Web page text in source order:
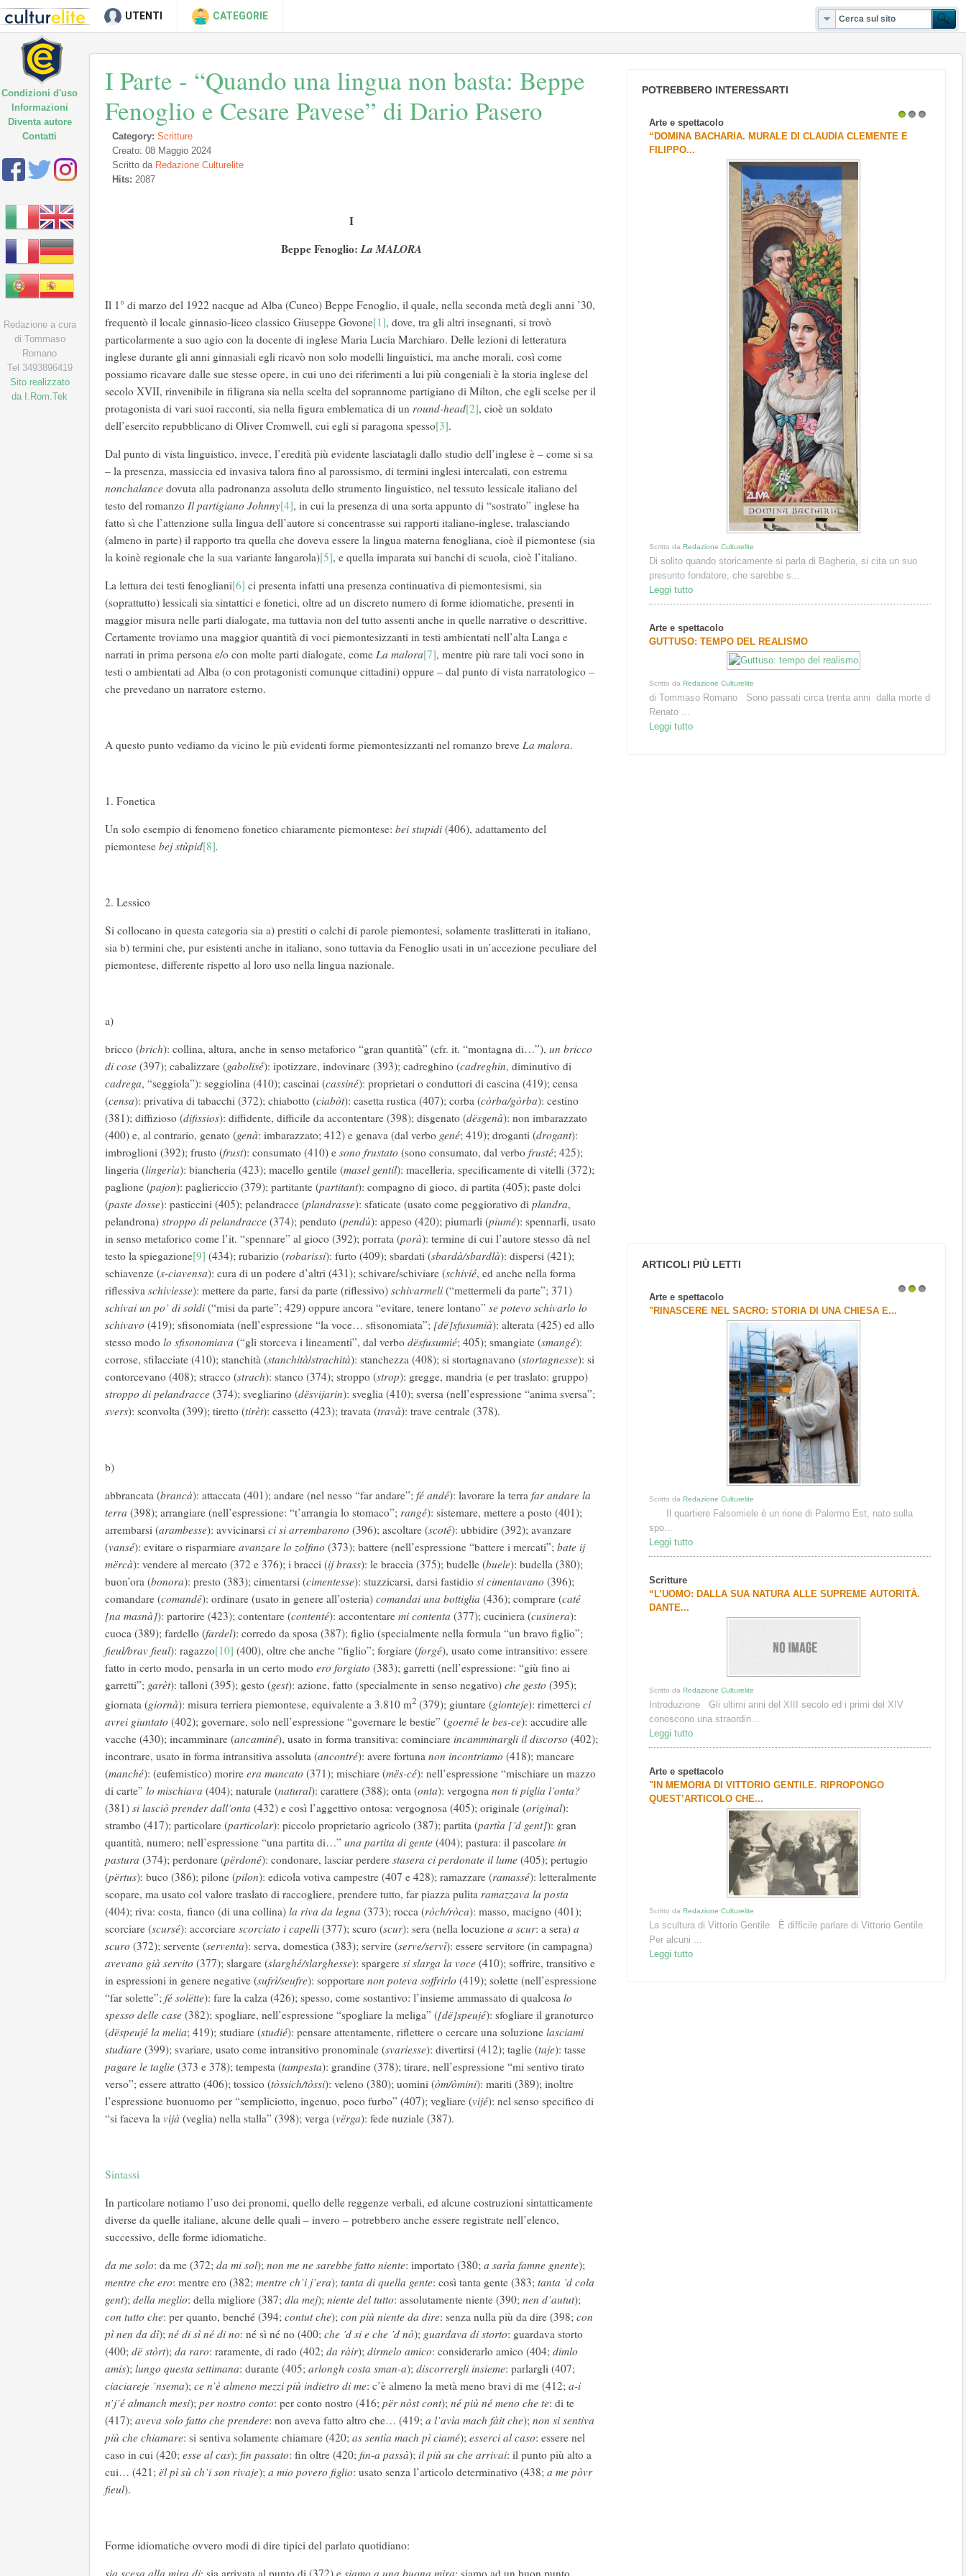
UTENTI CATEGORIE
I Parte - “Quando una lingua non basta: Beppe
Fenoglio e Cesare Pavese” di Dario Pasero
Category: Scritture
Creato: 08 Maggio 2024
Scritto da Redazione Culturelite
Hits: 2087
I
Beppe Fenoglio:La MALORA
Il 1° di marzo del 1922 nacque ad Alba (Cuneo) Beppe Fenoglio, il quale, nella seconda metà degli anni ’30,
frequentò il locale ginnasio-liceo classico Giuseppe Govone[1], dove, tra gli altri insegnanti, si trovò
particolarmente a suo agio con la docente di inglese Maria Lucia Marchiaro. Delle lezioni di letteratura
inglese durante gli anni ginnasiali egli ricavò non solo modelli linguistici, ma anche morali, così come
possiamo ricavare dalle sue stesse opere, in cui uno dei riferimenti a lui più congeniali è la storia inglese del
secolo XVII, rinvenibile in filigrana sia nella scelta del soprannome partigiano di Milton, che egli scelse per il
protagonista di vari suoi racconti, sia nella figura emblematica di un round-head[2], cioè un soldato
dell’esercito repubblicano di Oliver Cromwell, cui egli si paragona spesso[3].
Dal punto di vista linguistico, invece, l’eredità più evidente lasciatagli dallo studio dell’inglese è – come si sa
– la presenza, massiccia ed invasiva talora fino al parossismo, di termini inglesi intercalati, con estrema
nonchalance dovuta alla padronanza assoluta dello strumento linguistico, nel tessuto lessicale italiano del
testo del romanzo Il partigiano Johnny[4], in cui la presenza di una sorta appunto di “sostrato” inglese ha
fatto sì che l’attenzione sulla lingua dell’autore si concentrasse sui rapporti italiano-inglese, tralasciando
(almeno in parte) il rapporto tra quella che doveva essere la lingua materna fenogliana, cioè il piemontese (sia
la koinè regionale che la sua variante langarola)[5], e quella imparata sui banchi di scuola, cioè l’italiano.
La lettura dei testi fenogliani[6] ci presenta infatti una presenza continuativa di piemontesismi, sia
(soprattutto) lessicali sia sintattici e fonetici, oltre ad un discreto numero di forme idiomatiche, presenti in
maggior misura nelle parti dialogate, ma tuttavia non del tutto assenti anche in quelle narrative o descrittive.
Certamente troviamo una maggior quantità di voci piemontesizzanti in testi ambientati nell’alta Langa e
narrati in prima persona e/o con molte parti dialogate, come La malora[7], mentre più rare tali voci sono in
testi o ambientati ad Alba (o con protagonisti comunque cittadini) oppure – dal punto di vista narratologico –
che prevedano un narratore esterno.
A questo punto vediamo da vicino le più evidenti forme piemontesizzanti nel romanzo breve La malora.
1. Fonetica
Un solo esempio di fenomeno fonetico chiaramente piemontese: bei stupidi (406), adattamento del
piemontese bej stùpid[8].
2. Lessico
Si collocano in questa categoria sia a) prestiti o calchi di parole piemontesi, solamente traslitterati in italiano,
sia b) termini che, pur esistenti anche in italiano, sono tuttavia da Fenoglio usati in un’accezione peculiare del
piemontese, differente rispetto al loro uso nella lingua nazionale.
a)
bricco (brich): collina, altura, anche in senso metaforico “gran quantità” (cfr. it. “montagna di…”), un bricco
di cose (397); cabalizzare (gabolisé): ipotizzare, indovinare (393); cadreghino (cadreghin, diminutivo di
cadrega, “seggiola”): seggiolina (410); cascinai (cassiné): proprietari o conduttori di cascina (419); censa
(censa): privativa di tabacchi (372); chiabotto (ciabòt): casetta rustica (407); corba (còrba/gòrba): cestino
(381); diffizioso (difissios): diffidente, difficile da accontentare (398); disgenato (dësgenà): non imbarazzato
(400) e, al contrario, genato (genà: imbarazzato; 412) e genava (dal verbo gené; 419); droganti (drogant):
imbroglioni (392); frusto (frust): consumato (410) e sono frustato (sono consumato, dal verbo frusté; 425);
lingeria (lingerìa): biancheria (423); macello gentile (masel gentil): macelleria, specificamente di vitelli (372);
paglione (pajon): pagliericcio (379); partitante (partitant): compagno di gioco, di partita (405); paste dolci
(paste dosse): pasticcini (405); pelandracce (plandrasse): sfaticate (usato come peggiorativo di plandra,
pelandrona) stroppo di pelandracce (374); penduto (pendù): appeso (420); piumarli (piumé): spennarli, usato
in senso metaforico come l’it. “spennare” al gioco (392); porrata (porà): termine di cui l’autore stesso dà nel
testo la spiegazione[9] (434); rubarizio (robarissi): furto (409); sbardati (sbardà/sbardlà): dispersi (421);
schiavenze (s-ciavensa): cura di un podere d’altri (431); schivare/schiviare (schivié, ed anche nella forma
riflessiva schiviesse): mettere da parte, farsi da parte (riflessivo) schivarmeli (“mettermeli da parte”; 371)
schivai un po’ di soldi (“misi da parte”; 429) oppure ancora “evitare, tenere lontano” se potevo schivarlo lo
schivavo (419); sfisonomiata (nell’espressione “la voce… sfisonomiata”; [dë]sfusumià): alterata (425) ed allo
stesso modo lo sfisonomiava (“gli storceva i lineamenti”, dal verbo dësfusumié; 405); smangiate (smangé):
corrose, sfilacciate (410); stanchità (stanchità/strachità): stanchezza (408); si stortagnavano (stortagnesse): si
contorcevano (408); stracco (strach): stanco (374); stroppo (strop): gregge, mandria (e per traslato: gruppo)
stroppo di pelandracce (374); svegliarino (dësvijarin): sveglia (410); sversa (nell’espressione “anima sversa”;
svers): sconvolta (399); tiretto (tirèt): cassetto (423); travata (travà): trave centrale (378).
b)
abbrancata (brancà): attaccata (401); andare (nel nesso “far andare”; fé andé): lavorare la terra far andare la
terra (398); arrangiare (nell’espressione: “t’arrangia lo stomaco”; rangé): sistemare, mettere a posto (401);
arrembarsi (arambesse): avvicinarsi ci si arrembarono (396); ascoltare (scoté): ubbidire (392); avanzare
(vansé): evitare o risparmiare avanzare lo zolfino (373); battere (nell’espressione “battere i mercati”; bate ij
mërcà): vendere al mercato (372 e 376); i bracci (ij brass): le braccia (375); budelle (buele): budella (380);
buon’ora (bonora): presto (383); cimentarsi (cimentesse): stuzzicarsi, darsi fastidio si cimentavano (396);
comandare (comandé): ordinare (usato in genere all’osteria) comandai una bottiglia (436); comprare (caté
[na masnà]): partorire (423); contentare (contenté): accontentare mi contenta (377); cuciniera (cusinera):
cuoca (389); fardello (fardel): corredo da sposa (387); figlio (specialmente nella formula “un bravo figlio”;
fieul/brav fieul): ragazzo[10] (400), oltre che anche “figlio”; forgiare (forgé), usato come intransitivo: essere
fatto in certo modo, pensarla in un certo modo ero forgiato (383); garretti (nell’espressione: “giù fino ai
garretti”; garèt): talloni (395); gesto (gest): azione, fatto (specialmente in senso negativo) che gesto (395);
giornata (giornà): misura terriera piemontese, equivalente a 3.810 m2 (379); giuntare (gionteje): rimetterci ci
avrei giuntato (402); governare, solo nell’espressione “governare le bestie” (goerné le bes-ce): accudire alle
vacche (430); incamminare (ancaminé), usato in forma transitiva: cominciare incamminargli il discorso (402);
incontrare, usato in forma intransitiva assoluta (ancontré): avere fortuna non incontriamo (418); mancare
(manché): (eufemistico) morire era mancato (371); mischiare (mës-cé): nell’espressione “mischiare un mazzo
di carte” lo mischiava (404); naturale (natural): carattere (388); onta (onta): vergogna non ti piglia l’onta?
(381) si lasciò prender dall’onta (432) e così l’aggettivo ontosa: vergognosa (405); originale (original):
strambo (417); particolare (particolar): piccolo proprietario agricolo (387); partita (partìa [’d gent]): gran
quantità, numero; nell’espressione “una partita di…” una partita di gente (404); pastura: il pascolare in
pastura (374); perdonare (përdoné): condonare, lasciar perdere stasera ci perdonate il lume (405); pertugio
(përtus): buco (386); pilone (pilon): edicola votiva campestre (407 e 428); ramazzare (ramassé): letteralmente
scopare, ma usato col valore traslato di raccogliere, prendere tutto, far piazza pulita ramazzava la posta
(404); riva: costa, fianco (di una collina) la riva da legna (373); rocca (ròch/ròca): masso, macigno (401);
scorciare (scursé): accorciare scorciato i capelli (377); scuro (scur): sera (nella locuzione a scur: a sera) a
scuro (372); servente (serventa): serva, domestica (383); servire (serve/servì): essere servitore (in campagna)
avevano già servito (377); slargare (slarghé/slarghesse): spargere si slarga la voce (410); soffrire, transitivo e
in espressioni in genere negative (sufrì/seufre): sopportare non poteva soffrirlo (419); solette (nell’espressione
“far solette”; fé solëtte): fare la calza (426); spesso, come sostantivo: l’insieme ammassato di qualcosa lo
spesso delle case (382); spogliare, nell’espressione “spogliare la meliga” ([dë]speujé): sfogliare il granoturco
(dëspeujé la melia; 419); studiare (studié): pensare attentamente, riflettere o cercare una soluzione lasciami
studiare (399); svariare, usato come intransitivo pronominale (svariesse): divertirsi (412); taglie (taje): tasse
pagare le taglie (373 e 378); tempesta (tampesta): grandine (378); tirare, nell’espressione “mi sentivo tirato
verso”; essere attratto (406); tossico (tòssich/tòssi): veleno (380); uomini (òm/òmini): mariti (389); inoltre
l’espressione buonuomo per “sempliciotto, ingenuo, poco furbo” (407); vegliare (vijé): nel senso specifico di
“si faceva la vijà (veglia) nella stalla” (398); verga (vërga): fede nuziale (387).
Sintassi
In particolare notiamo l’uso dei pronomi, quello delle reggenze verbali, ed alcune costruzioni sintatticamente
diverse da quelle italiane, alcune delle quali – invero – potrebbero anche essere registrate nell’elenco,
successivo, delle forme idiomatiche.
da me solo: da me (372; da mi sol); non me ne sarebbe fatto niente: importato (380; a sarìa famne gnente);
mentre che ero: mentre ero (382; mentre ch’i j’era); tanta di quella gente: così tanta gente (383; tanta ’d cola
gent); della meglio: della migliore (387; dla mej); niente del tutto: assolutamente niente (390; nen d’autut);
con tutto che: per quanto, benché (394; contut che); con più niente da dire: senza nulla più da dire (398; con
pì nen da dì); né di sì né di no: né sì né no (400; che ’d si e che ’d nò); guardava di storto: guardava storto
(400; dë stòrt); da raro: raramente, di rado (402; da ràir); dirmelo amico: considerarlo amico (404; dimlo
amis); lungo questa settimana: durante (405; arlongh costa sman-a); discorrergli insieme: parlargli (407;
ciaciareje ’nsema); ce n’è almeno mezzi più indietro di me: c’è almeno la metà meno bravi di me (412; a-i
n’j’é almanch mesi); per nostro conto: per conto nostro (416; për nòst cont); né più né meno che te: di te
(417); aveva solo fatto che prendere: non aveva fatto altro che… (419; a l’avìa mach fàit che); non si sentiva
più che chiamare: si sentiva solamente chiamare (420; as sentìa mach pì ciamé); esserci al caso: essere nel
caso in cui (420; esse al cas); fin passato: fin oltre (420; fin-a passà); il più su che arrivai: il punto più alto a
cui… (421; ël pì sù ch’i son rivaje); a mio povero figlio: usato senza l’articolo determinativo (438; a me pòvr
fieul).
Forme idiomatiche ovvero modi di dire tipici del parlato quotidiano:
POTREBBERO INTERESSARTI
Arte e spettacolo
“DOMINA BACHARIA. MURALE DI CLAUDIA CLEMENTE E
FILIPPO...
Scritto daRedazione Culturelite
Di solito quando storicamente si parla di Bagheria, si cita un suo
presunto fondatore, che sarebbe s...
Leggi tutto
Arte e spettacolo
GUTTUSO: TEMPO DEL REALISMO
Scritto daRedazione Culturelite
di Tommaso Romano Sono passati circa trenta anni dalla morte di
Renato ...
Leggi tutto
ARTICOLI PIÙ LETTI
Arte e spettacolo
"RINASCERE NEL SACRO: STORIA DI UNA CHIESA E...
Scritto da Redazione Culturelite
Il quartiere Falsomiele è un rione di Palermo Est, nato sulla
spo...
Leggi tutto
Scritture
“L’UOMO: DALLA SUA NATURA ALLE SUPREME AUTORITÀ.
DANTE...
Scritto daRedazione Culturelite
Introduzione Gli ultimi anni del XIII secolo ed i primi del XIV
conoscono una straordin...
Leggi tutto
Arte e spettacolo
"IN MEMORIA DI VITTORIO GENTILE. RIPROPONGO
QUEST’ARTICOLO CHE...
Scritto daRedazione Culturelite
La scultura di Vittorio Gentile È difficile parlare di Vittorio Gentile.
Per alcuni ...
Leggi tutto
Condizioni d'uso
Informazioni
Diventa autore
Contatti
Redazione a cura
di Tommaso
Romano
Tel 3493896419
Sito realizzato
da I.Rom.Tek